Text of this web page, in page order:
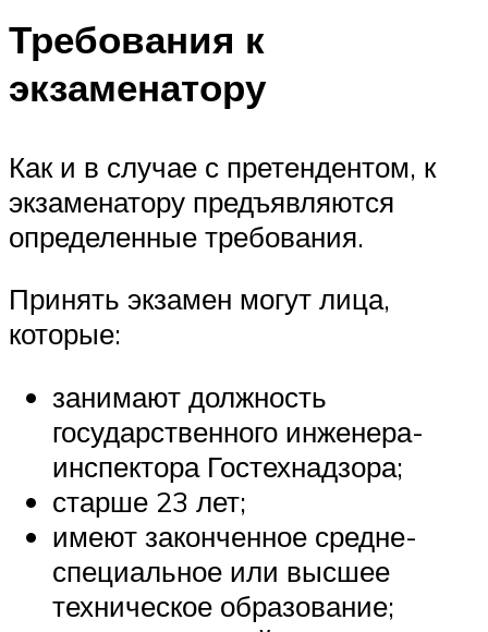
Требования к
экзаменатору
Как и в случае с претендентом, к
экзаменатору предъявляются
определенные требования.
Принять экзамен могут лица,
которые:
занимают должность
государственного инженера-
инспектора Гостехнадзора;
старше 23 лет;
имеют законченное средне-
специальное или высшее
техническое образование;